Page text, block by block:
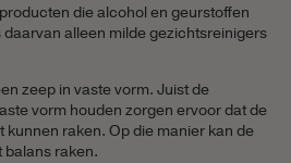
die alcohol en geurstoffen
alleen milde gezichtsreinigers
zeep in vaste vorm. Juist de
vorm houden zorgen ervoor dat de
kunnen raken. Op die manier kan de
balans raken.